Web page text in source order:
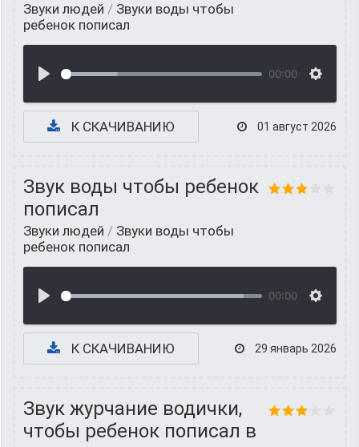
Звуки людей / Звуки воды чтобы
ребенок пописал
00:00
К СКАЧИВАНИЮ 01 август 2026
Звук воды чтобы ребенок
пописал
Звуки людей / Звуки воды чтобы
ребенок пописал
00:00
К СКАЧИВАНИЮ 29 январь 2026
Звук журчание водички,
чтобы ребенок пописал в